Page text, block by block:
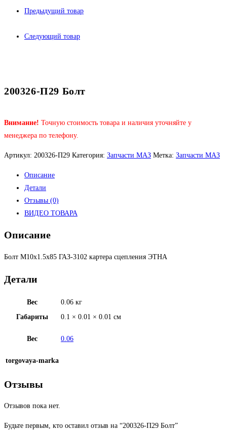
Предыдущий товар
Следующий товар
200326-П29 Болт
Внимание! Точную стоимость товара и наличия уточняйте у
менеджера по телефону.
Артикул: 200326-П29 Категория: Запчасти МАЗ Метка: Запчасти МАЗ
Описание
Детали
Отзывы (0)
ВИДЕО ТОВАРА
Описание
Болт М10х1.5х85 ГАЗ-3102 картера сцепления ЭТНА
Детали
Вес
0.06 кг
Габариты
0.1 × 0.01 × 0.01 см
Вес 0.06
torgovaya-marka
Отзывы
Отзывов пока нет.
Будьте первым, кто оставил отзыв на “200326-П29 Болт”